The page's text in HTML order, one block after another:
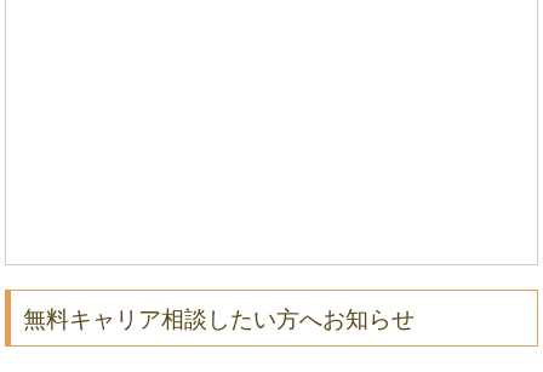
無料キャリア相談したい方へお知らせ